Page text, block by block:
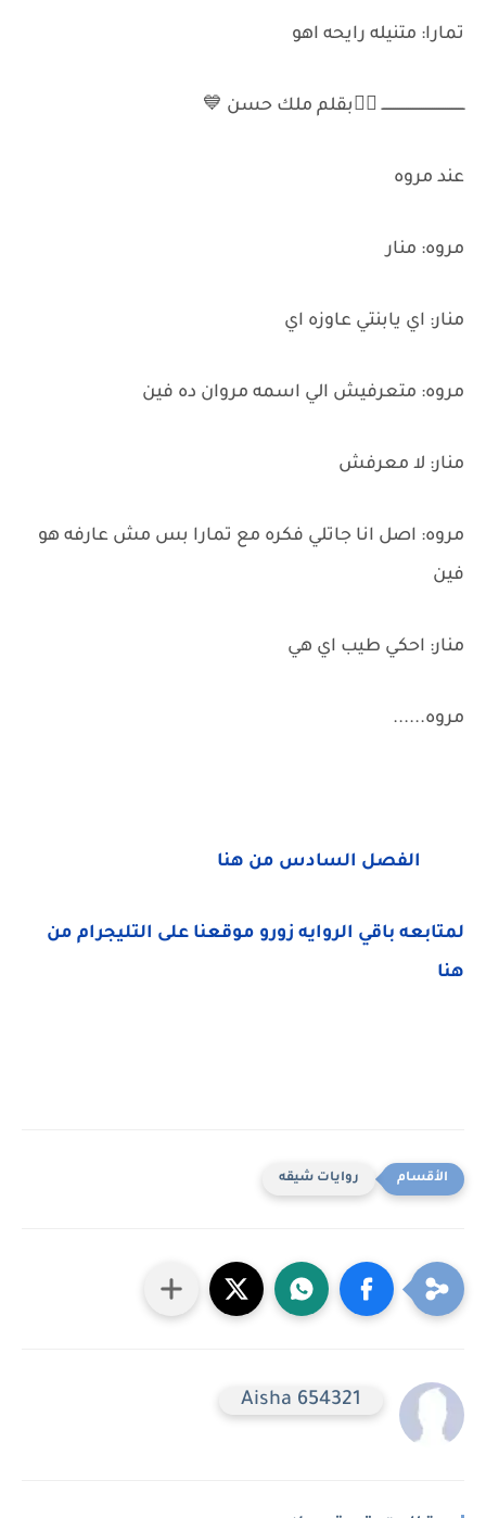
تمارا: متنيله رايحه اهو
ــــــــــــــــــــــــــــــــــــــ ✌🏻بقلم ملك حسن 💙
عند مروه
مروه: منار
منار: اي يابنتي عاوزه اي
مروه: متعرفيش الي اسمه مروان ده فين
منار: لا معرفش
مروه: اصل انا جاتلي فكره مع تمارا بس مش عارفه هو
فين
منار: احكي طيب اي هي
مروه......
الفصل السادس من هنا
لمتابعه باقي الروايه زورو موقعنا على التليجرام من
هنا
روايات شيقه
Aisha 654321